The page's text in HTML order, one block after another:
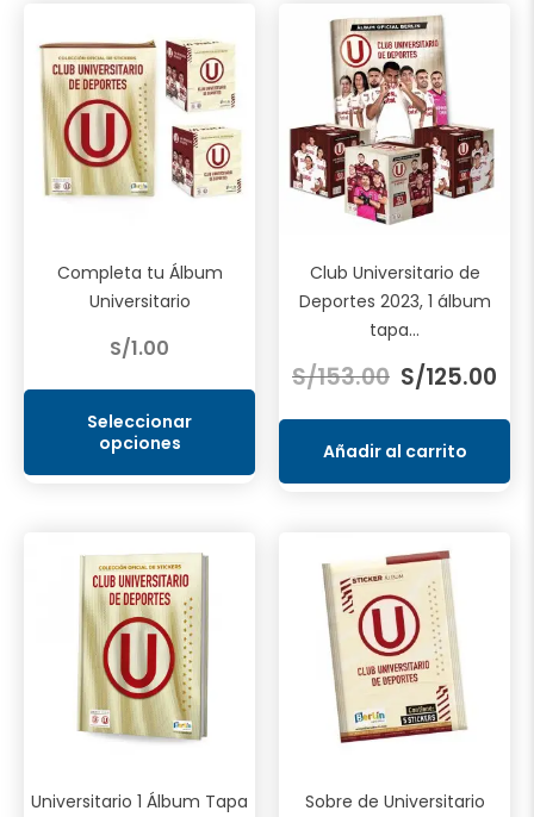
Completa tu Álbum
Universitario
S/1.00
Seleccionar
opciones
Este
producto
múltiples
Club Universitario de
Deportes 2023, 1 álbum
tapa...
S/153.00 precio
original
era:
S/153.00.
S/125.00
S/
Añadir al carrito
Universitario 1 Álbum Tapa
Sobre de Universitario